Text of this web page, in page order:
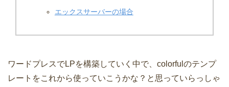
エックスサーバーの場合
ワードプレスでLPを構築していく中で、colorfulのテンプ
レートをこれから使っていこうかな？と思っていらっしゃ